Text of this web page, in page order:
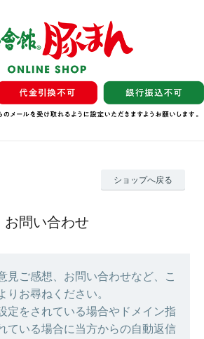
ショップへ戻る
お問い合わせ
見ご感想、お問い合わせなど、こ
りお尋ねください。
定をされている場合やドメイン指
ている場合に当方からの自動返信